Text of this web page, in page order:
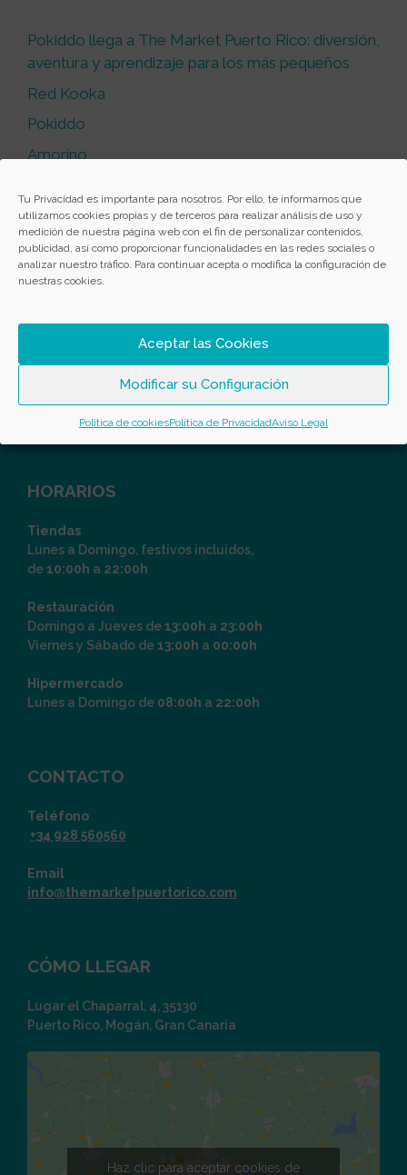
Tu Privacidad es importante para nosotros. Por ello, te informamos que
utilizamos cookies propias y de terceros para realizar análisis de uso y
medición de nuestra página web con el fin de personalizar contenidos,
publicidad, así como proporcionar funcionalidades en las redes sociales o
analizar nuestro tráfico. Para continuar acepta o modifica la configuración de
nuestras cookies.
Aceptar las Cookies
Modificar su Configuración
Política de cookiesPolítica de PrivacidadAviso Legal
Pokiddo llega a The Market Puerto Rico: diversión,
aventura y aprendizaje para los más pequeños
Red Kooka
Pokiddo
Amorino
Comentarios recientes
HORARIOS
Tiendas
Lunes a Domingo, festivos incluidos,
de10:00h a 22:00h
Restauración
Domingo a Jueves de13:00h a 23:00h
Viernes y Sábado de13:00h a 00:00h
Hipermercado
Lunes a Domingo de 08:00h a 22:00h
CONTACTO
Teléfono
+34 928 560560
Email
info@themarketpuertorico.com
CÓMO LLEGAR
Lugar el Chaparral, 4, 35130
Puerto Rico, Mogán, Gran Canaria
Haz clic para aceptar cookies de